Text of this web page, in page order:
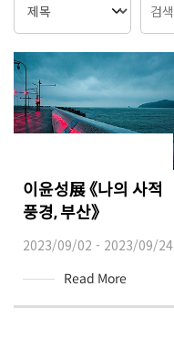
이윤성展 《나의 사적
풍경, 부산》
2023/09/02 - 2023/09/24
Read More